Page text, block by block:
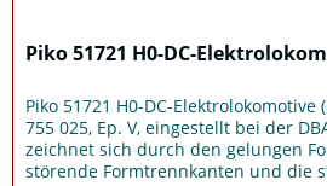
Piko 51721 H0-DC-
Piko 51721 H0-DC-Elektrolokomotive
755 025, Ep. V, eingestellt bei der
zeichnet sich durch den gelungen
störende Formtrennkanten und die